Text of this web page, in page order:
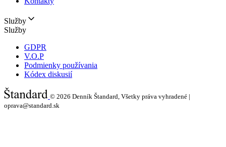
Služby
Služby
GDPR
V.O.P
Podmienky používania
Kódex diskusií
© 2026 Denník Štandard, Všetky práva vyhradené |
oprava@standard.sk